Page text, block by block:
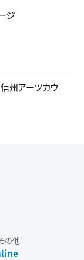
ジ
州アーツカウ
の他